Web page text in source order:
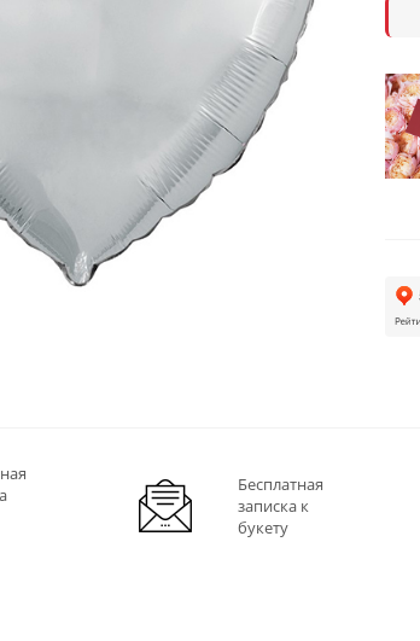
Бесплатная
записка к
букету